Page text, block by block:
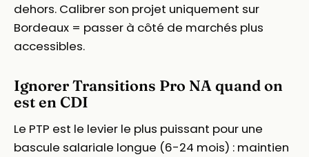
dehors. Calibrer son projet uniquement sur
Bordeaux = passer à côté de marchés plus
accessibles.
Ignorer Transitions Pro NA quand on
est en CDI
Le PTP est le levier le plus puissant pour une
bascule salariale longue (6-24 mois) : maintien